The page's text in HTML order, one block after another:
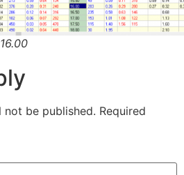
not be published. Required